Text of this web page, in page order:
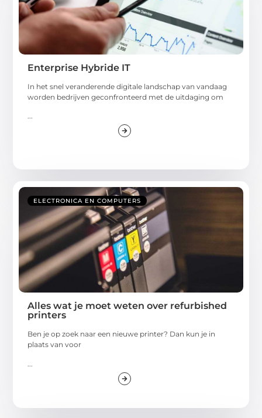
Enterprise Hybride IT
In het snel veranderende digitale landschap van vandaag
worden bedrijven geconfronteerd met de uitdaging om
...
ELECTRONICA EN COMPUTERS
Alles wat je moet weten over refurbished
printers
Ben je op zoek naar een nieuwe printer? Dan kun je in
plaats van voor